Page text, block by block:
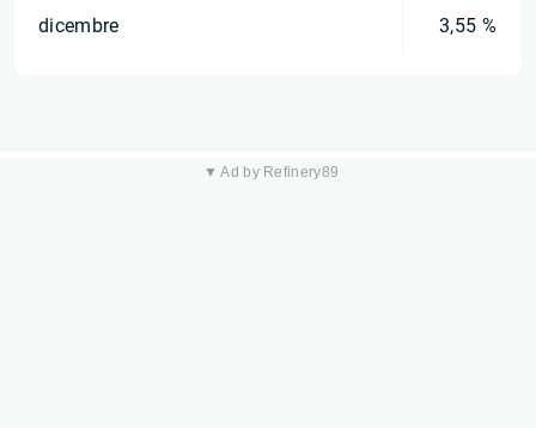
dicembre 3,55 %
▼ Ad by Refinery89